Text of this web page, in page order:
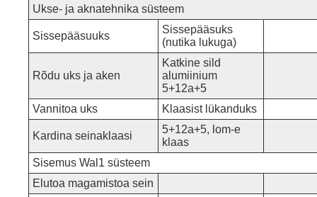
Ukse- ja aknatehnika süsteem
Sissepääsuuks
Sissepääsuks
(nutika lukuga)
Rõdu uks ja aken
Katkine sild
alumiinium
5+12a+5
Vannitoa uks
Klaasist lükanduks
Kardina seinaklaasi
5+12a+5, lom-e
klaas
Sisemus Wal1 süsteem
Elutoa magamistoa sein